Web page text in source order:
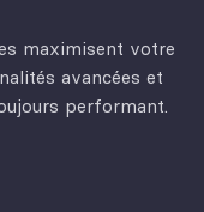
maximisent votre
avancées et
performant.